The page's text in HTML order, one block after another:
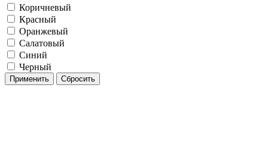
Коричневый
Красный
Оранжевый
Салатовый
Синий
Черный
Применить Сбросить